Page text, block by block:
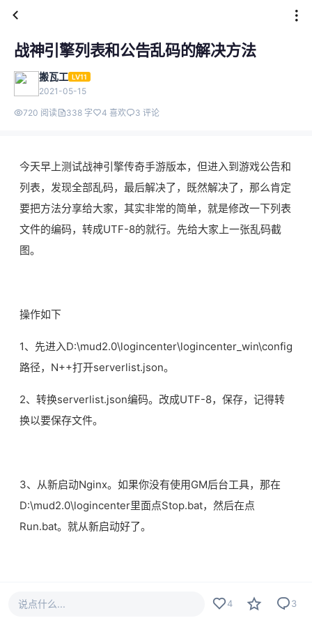
战神引擎列表和公告乱码的解决方法
搬瓦工 LV11
2021-05-15
720 阅读 338 字 4 喜欢 3 评论
今天早上测试战神引擎传奇手游版本，但进入到游戏公告和
列表，发现全部乱码，最后解决了，既然解决了，那么肯定
要把方法分享给大家，其实非常的简单，就是修改一下列表
文件的编码，转成UTF-8的就行。先给大家上一张乱码截
图。
操作如下
1、先进入D:\mud2.0\logincenter\logincenter_win\config
路径，N++打开serverlist.json。
2、转换serverlist.json编码。改成UTF-8，保存，记得转
换以要保存文件。
3、从新启动Nginx。如果你没有使用GM后台工具，那在
D:\mud2.0\logincenter里面点Stop.bat，然后在点
Run.bat。就从新启动好了。
问题。
说点什么... 4 3